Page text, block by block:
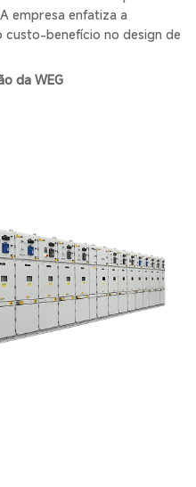
empresa enfatiza a
custo-benefício no design de
da WEG